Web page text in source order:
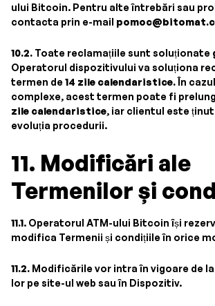
ului Bitcoin. Pentru alte întrebări sau
contacta prin e-mail
10.2. Toate reclamațiile sunt soluționate
Operatorul dispozitivului va soluționa
termen de 14 zile calendaristice.În
complexe, acest termen poate fi
zile calendaristice, iar clientul este
evoluția procedurii.
11. Modificări ale
Termenilor și
11.1. Operatorul ATM-ului Bitcoin își
modifica Termenii și condițiile în orice
11.2. Modificările vor intra în vigoare de
lor pe site-ul web sau în Dispozitiv.